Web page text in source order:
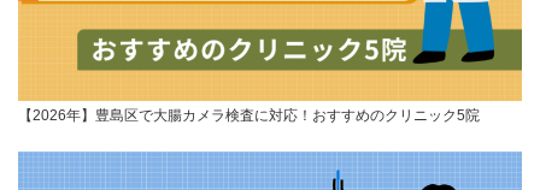
【2026年】豊島区で大腸カメラ検査に対応！おすすめのクリニック5院